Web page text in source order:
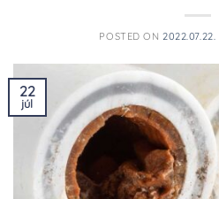
POSTED ON2022.07.22.
22
júl